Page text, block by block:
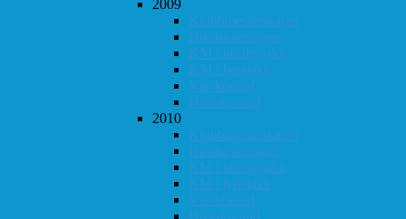
2009
Klubbmesterskapet
Høstturneringen
KM i hurtigsjakk
KM i lynsjakk
Vår-konrad
Høst-konrad
2010
Klubbmesterskapet
Høstturneringen
KM i hurtigsjakk
KM i lynsjakk
Vår-konrad
Høst-konrad